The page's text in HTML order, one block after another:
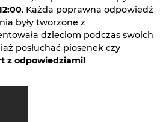
. Każda poprawna odpowiedź
były tworzone z
dzieciom podczas swoich
posłuchać piosenek czy
z odpowiedziami!